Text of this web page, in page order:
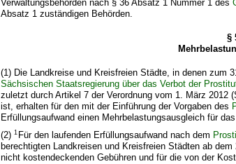
Verwaltungsbehörden nach § 36 Absatz 1 Nummer 1 des
Absatz 1 zuständigen Behörden.
§
(1) Die Landkreise und Kreisfreien Städte, in denen zum
Sächsischen Staatsregierung über das Verbot der
zuletzt durch Artikel 7 der Verordnung vom 1. März
ist, erhalten für den mit der Einführung der Vorgaben des
Erfüllungsaufwand einen Mehrbelastungsausgleich für
(2)1 Für den laufenden Erfüllungsaufwand nach dem
berechtigten Landkreisen und Kreisfreien Städten ab
nicht kostendeckenden Gebühren und für die von der